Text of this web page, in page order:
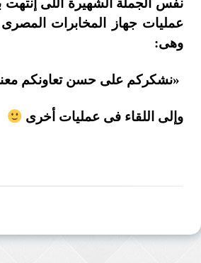
نفس الجملة الشهيرة اللى إنتهت
عمليات جهاز المخابرات
وهى:
«نشكركم على حسن تعاونكم
وإلى اللقاء فى عمليات أخرى